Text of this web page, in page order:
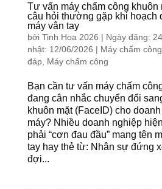
Tư vấn máy chấm công khuôn
câu hỏi thường gặp khi hoạch
máy vân tay
bởi Tinh Hoa 2026 | Ngày đăng:
nhật: 12/06/2026 | Máy chấm
đáp, Máy chấm công
Bạn cần tư vấn máy chấm
đang cân nhắc chuyển đổi
khuôn mặt (FaceID) cho
máy? Nhiều doanh nghiệp
phải “cơn đau đầu” mang tên
tay hay thẻ từ: Nhân sự đứng
đợi...